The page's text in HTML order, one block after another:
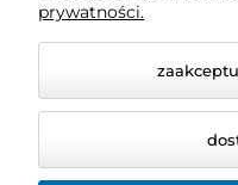
prywatności.